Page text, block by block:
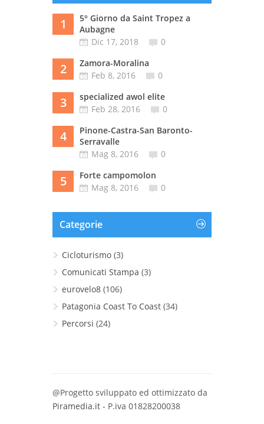
1
5° Giorno da Saint Tropez a
Aubagne
Dic 17, 2018
0
2
Zamora-Moralina
Feb 8, 2016
0
3
specialized awol elite
Feb 28, 2016
0
4
Pinone-Castra-San Baronto-
Serravalle
Mag 8, 2016
0
5
Forte campomolon
Mag 8, 2016
0
Categorie
Cicloturismo (3)
Comunicati Stampa (3)
eurovelo8 (106)
Patagonia Coast To Coast (34)
Percorsi (24)
@Progetto sviluppato ed ottimizzato da
Piramedia.it - P.iva 01828200038